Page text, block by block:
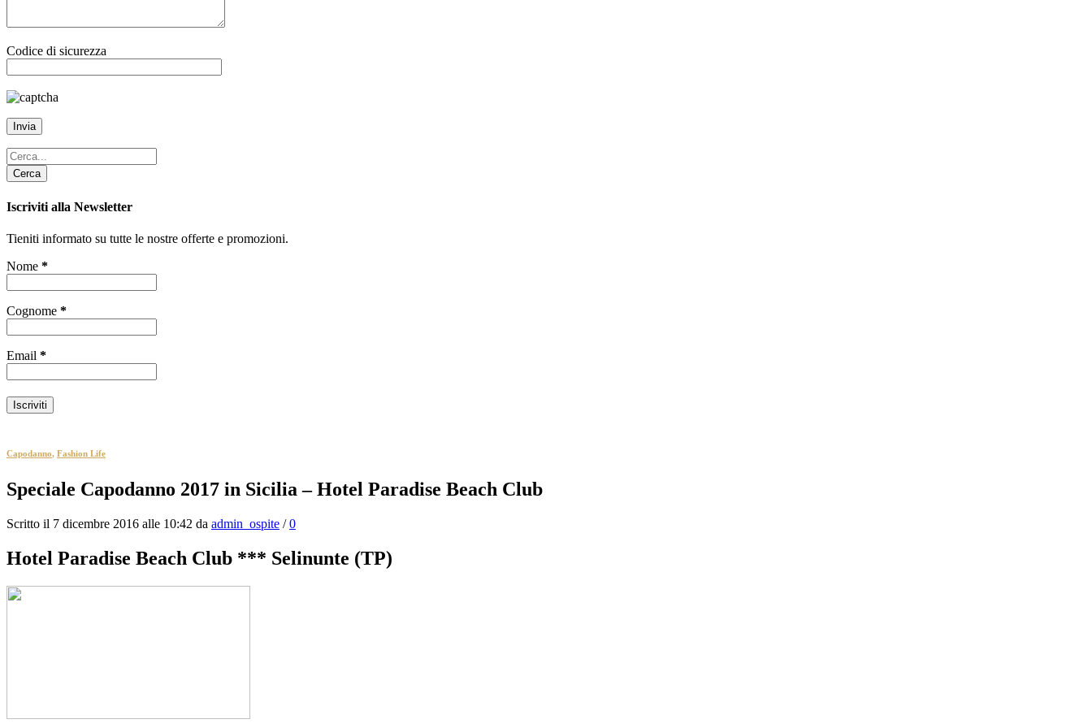
Codice di sicurezza
Cerca
Iscriviti alla Newsletter
Tieniti informato su tutte le nostre offerte e promozioni.
Nome *
Cognome *
Email *
Capodanno, Fashion Life
Speciale Capodanno 2017 in Sicilia – Hotel Paradise Beach Club
Scritto il 7 dicembre 2016 alle 10:42 da admin_ospite /0
Hotel Paradise Beach Club *** Selinunte (TP)